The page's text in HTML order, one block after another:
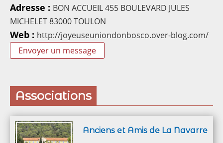
Adresse : BON ACCUEIL 455 BOULEVARD JULES
MICHELET 83000 TOULON
Web : http://joyeuseuniondonbosco.over-blog.com/
Envoyer un message
Associations
Anciens et Amis de La Navarre